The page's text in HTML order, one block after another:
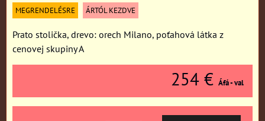
MEGRENDELÉSRE ÁRTÓL KEZDVE
Prato stolička, drevo: orech Milano, poťahová látka z
cenovej skupiny A
254 € Áfá - val